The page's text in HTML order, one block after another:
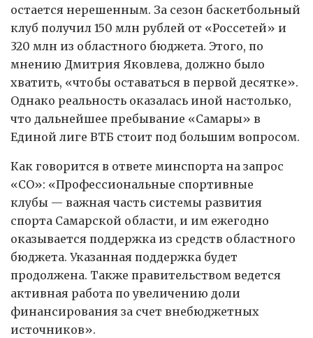
остается нерешенным. За сезон баскетбольный
клуб получил 150 млн рублей от «Россетей» и
320 млн из областного бюджета. Этого, по
мнению Дмитрия Яковлева, должно было
хватить, «чтобы оставаться в первой десятке».
Однако реальность оказалась иной настолько,
что дальнейшее пребывание «Самары» в
Единой лиге ВТБ стоит под большим вопросом.
Как говорится в ответе минспорта на запрос
«СО»: «Профессиональные спортивные
клубы — важная часть системы развития
спорта Самарской области, и им ежегодно
оказывается поддержка из средств областного
бюджета. Указанная поддержка будет
продолжена. Также правительством ведется
активная работа по увеличению доли
финансирования за счет внебюджетных
источников».